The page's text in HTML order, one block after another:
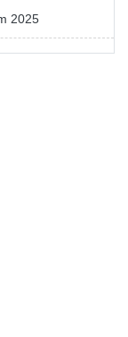
2025